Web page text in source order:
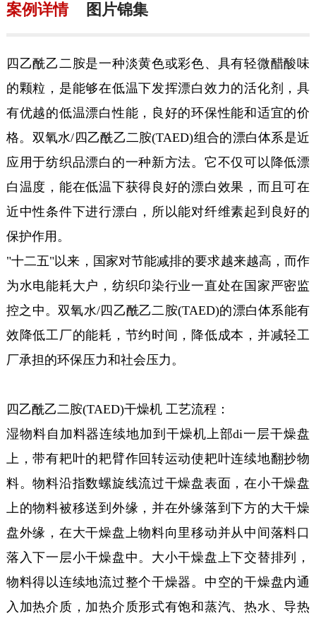
案例详情 图片锦集
四乙酰乙二胺是一种淡黄色或彩色、具有轻微醋酸味
的颗粒，是能够在低温下发挥漂白效力的活化剂，具
有优越的低温漂白性能，良好的环保性能和适宜的价
格。双氧水/四乙酰乙二胺(TAED)组合的漂白体系是近
应用于纺织品漂白的一种新方法。它不仅可以降低漂
白温度，能在低温下获得良好的漂白效果，而且可在
近中性条件下进行漂白，所以能对纤维素起到良好的
保护作用。
"十二五"以来，国家对节能减排的要求越来越高，而作
为水电能耗大户，纺织印染行业一直处在国家严密监
控之中。双氧水/四乙酰乙二胺(TAED)的漂白体系能有
效降低工厂的能耗，节约时间，降低成本，并减轻工
厂承担的环保压力和社会压力。
四乙酰乙二胺(TAED)干燥机 工艺流程：
湿物料自加料器连续地加到干燥机上部di一层干燥盘
上，带有耙叶的耙臂作回转运动使耙叶连续地翻抄物
料。物料沿指数螺旋线流过干燥盘表面，在小干燥盘
上的物料被移送到外缘，并在外缘落到下方的大干燥
盘外缘，在大干燥盘上物料向里移动并从中间落料口
落入下一层小干燥盘中。大小干燥盘上下交替排列，
物料得以连续地流过整个干燥器。中空的干燥盘内通
入加热介质，加热介质形式有饱和蒸汽、热水、导热